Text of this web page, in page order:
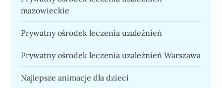
mazowieckie
Prywatny ośrodek leczenia uzależnień
Prywatny ośrodek leczenia uzależnień Warszawa
Najlepsze animacje dla dzieci